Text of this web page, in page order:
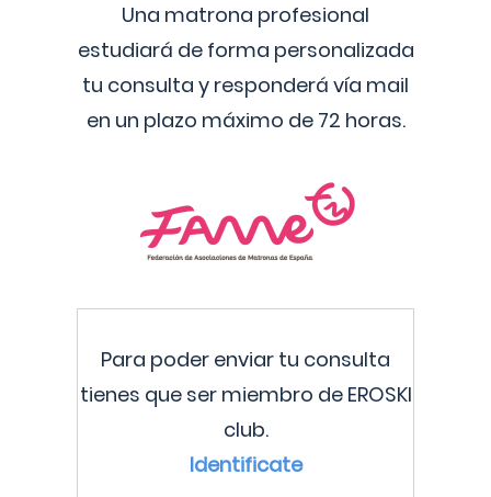
Una matrona profesional
estudiará de forma personalizada
tu consulta y responderá vía mail
en un plazo máximo de 72 horas.
Para poder enviar tu consulta
tienes que ser miembro de EROSKI
club.
Identificate